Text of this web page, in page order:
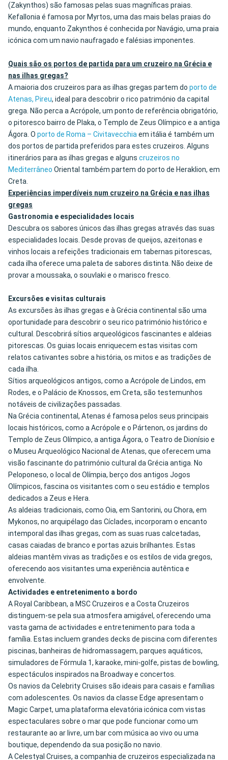
(Zakynthos) são famosas pelas suas magníficas praias.
Kefallonia é famosa por Myrtos, uma das mais belas praias do
mundo, enquanto Zakynthos é conhecida por Navágio, uma praia
icónica com um navio naufragado e falésias imponentes.
Quais são os portos de partida para um cruzeiro na Grécia e
nas ilhas gregas?
A maioria dos cruzeiros para as ilhas gregas partem do porto de
Atenas, Pireu, ideal para descobrir o rico património da capital
grega. Não perca a Acrópole, um ponto de referência obrigatório,
o pitoresco bairro de Plaka, o Templo de Zeus Olímpico e a antiga
Ágora. O porto de Roma – Civitavecchia em itália é também um
dos portos de partida preferidos para estes cruzeiros. Alguns
itinerários para as ilhas gregas e alguns cruzeiros no
Mediterrâneo Oriental também partem do porto de Heraklion, em
Creta.
Experiências imperdíveis num cruzeiro na Grécia e nas ilhas
gregas
Gastronomia e especialidades locais
Descubra os sabores únicos das ilhas gregas através das suas
especialidades locais. Desde provas de queijos, azeitonas e
vinhos locais a refeições tradicionais em tabernas pitorescas,
cada ilha oferece uma paleta de sabores distinta. Não deixe de
provar a moussaka, o souvlaki e o marisco fresco.
Excursões e visitas culturais
As excursões às ilhas gregas e à Grécia continental são uma
oportunidade para descobrir o seu rico património histórico e
cultural. Descobrirá sítios arqueológicos fascinantes e aldeias
pitorescas. Os guias locais enriquecem estas visitas com
relatos cativantes sobre a história, os mitos e as tradições de
cada ilha.
Sítios arqueológicos antigos, como a Acrópole de Lindos, em
Rodes, e o Palácio de Knossos, em Creta, são testemunhos
notáveis de civilizações passadas.
Na Grécia continental, Atenas é famosa pelos seus principais
locais históricos, como a Acrópole e o Pártenon, os jardins do
Templo de Zeus Olímpico, a antiga Ágora, o Teatro de Dionísio e
o Museu Arqueológico Nacional de Atenas, que oferecem uma
visão fascinante do património cultural da Grécia antiga. No
Peloponeso, o local de Olímpia, berço dos antigos Jogos
Olímpicos, fascina os visitantes com o seu estádio e templos
dedicados a Zeus e Hera.
As aldeias tradicionais, como Oia, em Santorini, ou Chora, em
Mykonos, no arquipélago das Cíclades, incorporam o encanto
intemporal das ilhas gregas, com as suas ruas calcetadas,
casas caiadas de branco e portas azuis brilhantes. Estas
aldeias mantêm vivas as tradições e os estilos de vida gregos,
oferecendo aos visitantes uma experiência autêntica e
envolvente.
Actividades e entretenimento a bordo
A Royal Caribbean, a MSC Cruzeiros e a Costa Cruzeiros
distinguem-se pela sua atmosfera amigável, oferecendo uma
vasta gama de actividades e entretenimento para toda a
família. Estas incluem grandes decks de piscina com diferentes
piscinas, banheiras de hidromassagem, parques aquáticos,
simuladores de Fórmula 1, karaoke, mini-golfe, pistas de bowling,
espectáculos inspirados na Broadway e concertos.
Os navios da Celebrity Cruises são ideais para casais e famílias
com adolescentes. Os navios da classe Edge apresentam o
Magic Carpet, uma plataforma elevatória icónica com vistas
espectaculares sobre o mar que pode funcionar como um
restaurante ao ar livre, um bar com música ao vivo ou uma
boutique, dependendo da sua posição no navio.
A Celestyal Cruises, a companhia de cruzeiros especializada na